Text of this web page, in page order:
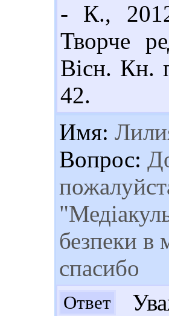
- К.,
Творче
Вісн. Кн.
42.
Имя:
Вопрос:
безпеки в
спасибо
Ответ